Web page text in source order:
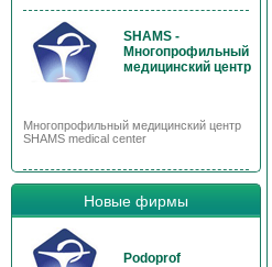
SHAMS -
Многопрофильный
медицинский центр
Многопрофильный медицинский центр
SHAMS medical center
Новые фирмы
Podoprof